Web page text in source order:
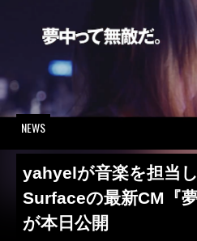
NEWS
yahyelが音楽を担当
Surfaceの最新CM『
が本日公開